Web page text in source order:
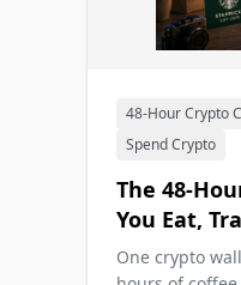
48-Hour Crypto
Spend Crypto
The 48-
You Eat,
Without a
One crypto